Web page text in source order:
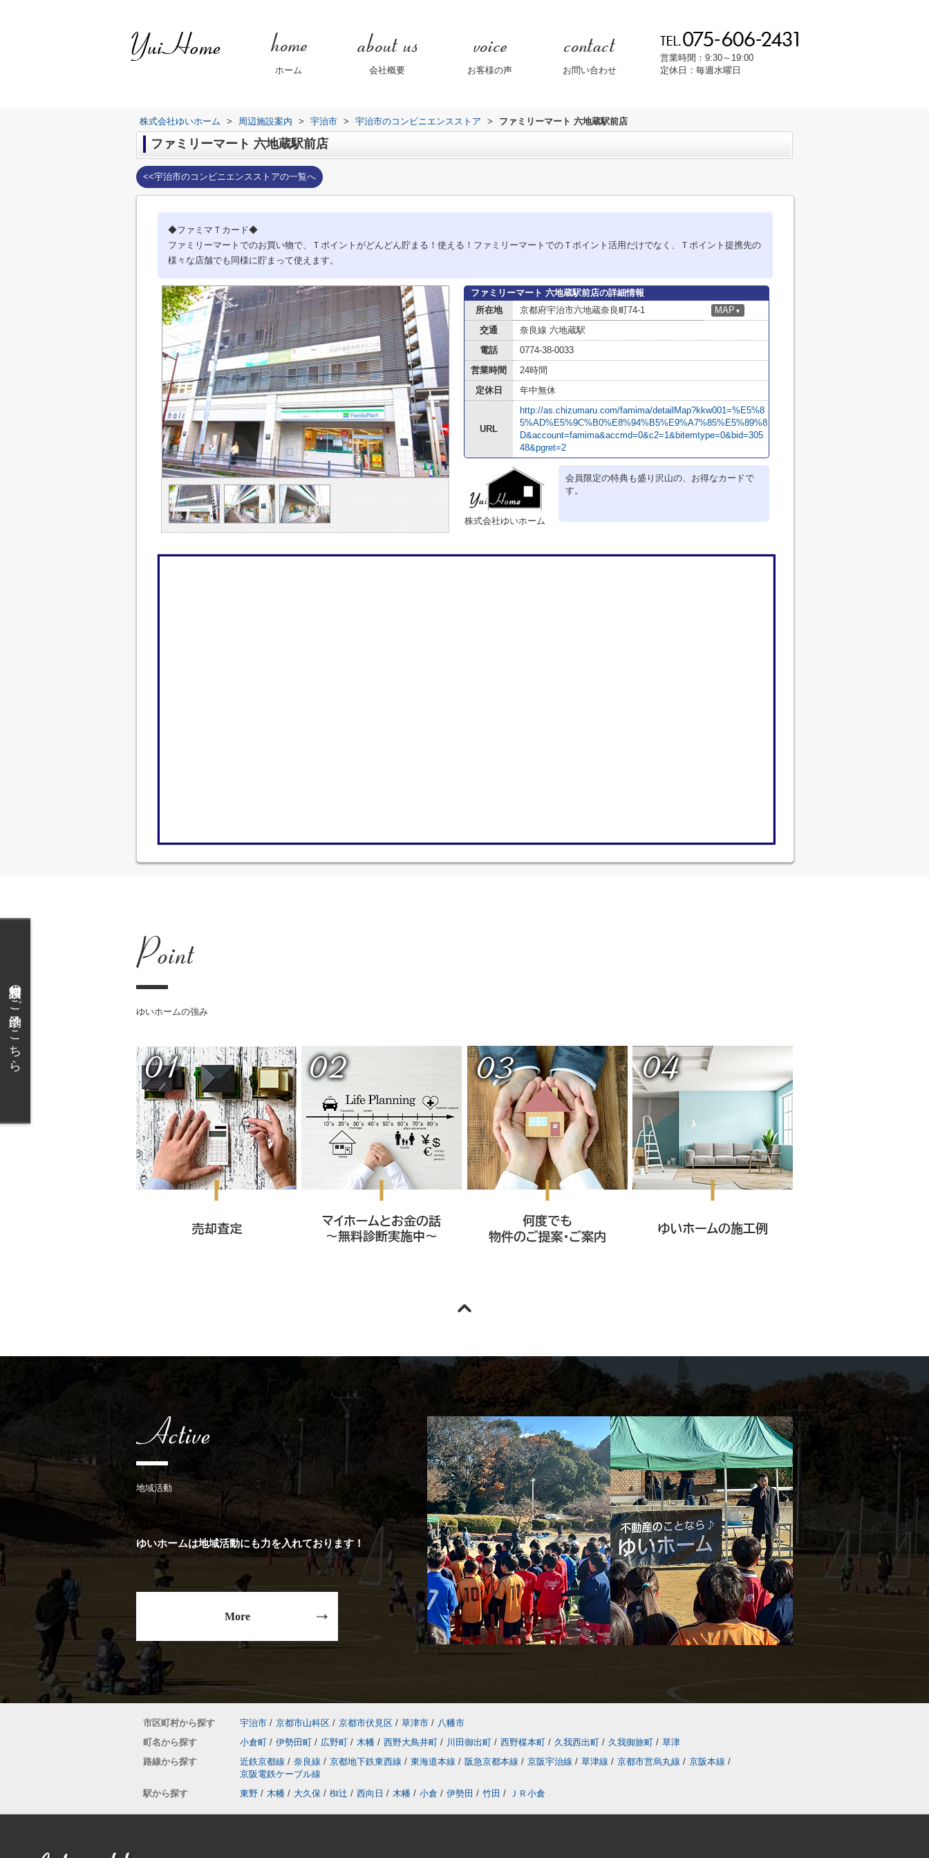
ホーム 会社概要 お客様の声 お問い合わせ
営業時間：9:30～19:00
定休日：毎週水曜日
株式会社ゆいホーム > 周辺施設案内 > 宇治市 > 宇治市のコンビニエンスストア > ファミリーマート 六地蔵駅前店
ファミリーマート 六地蔵駅前店
<<宇治市のコンビニエンスストアの一覧へ
◆ファミマＴカード◆
ファミリーマートでのお買い物で、Ｔポイントがどんどん貯まる！使える！ファミリーマートでのＴポイント活用だけでなく、Ｔポイント提携先の
様々な店舗でも同様に貯まって使えます。
ファミリーマート 六地蔵駅前店の詳細情報
所在地
京都府宇治市六地蔵奈良町74-1 MAP ▼
交通
奈良線 六地蔵駅
電話
0774-38-0033
営業時間
24時間
定休日
年中無休
URL
http://as.chizumaru.com/famima/detailMap?kkw001=%E5%8
5%AD%E5%9C%B0%E8%94%B5%E9%A7%85%E5%89%8
D&account=famima&accmd=0&c2=1&bitemtype=0&bid=305
48&pgret=2
株式会社ゆいホーム
会員限定の特典も盛り沢山の、お得なカードで
す。
ゆいホームの強み
地域活動
ゆいホームは地域活動にも力を入れております！
More
市区町村から探す 宇治市 / 京都市山科区 / 京都市伏見区 / 草津市 / 八幡市
町名から探す
小倉町 / 伊勢田町 / 広野町 / 木幡 / 西野大鳥井町 / 川田御出町 / 西野楳本町 / 久我西出町 / 久我御旅町 / 草津
路線から探す
近鉄京都線 / 奈良線 / 京都地下鉄東西線 / 東海道本線 / 阪急京都本線 / 京阪宇治線 / 草津線 / 京都市営烏丸線 / 京阪本線 /
京阪電鉄ケーブル線
駅から探す
東野 / 木幡 / 大久保 / 椥辻 / 西向日 / 木幡 / 小倉 / 伊勢田 / 竹田 / ＪＲ小倉
無料相談のご予約はこちら